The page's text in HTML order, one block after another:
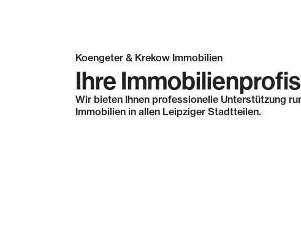
Koengeter & Krekow Immobilien
Ihre
Wir bieten Ihnen professionelle Unterstützung
Immobilien in allen Leipziger Stadtteilen.